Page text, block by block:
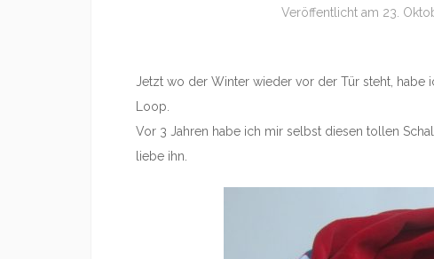
Veröffentlicht am 23.
Jetzt wo der Winter wieder vor der Tür steht, habe
Loop.
Vor 3 Jahren habe ich mir selbst diesen tollen
liebe ihn.